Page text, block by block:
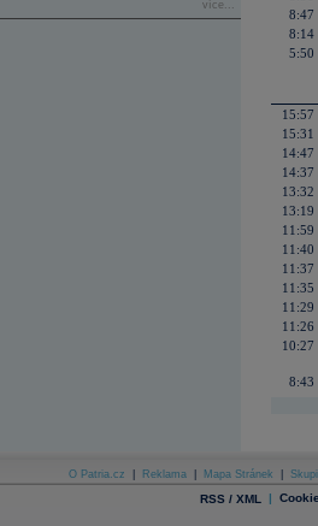
více...
8:47
8:14
5:50
15:57
15:31
14:47
14:37
13:32
13:19
11:59
11:40
11:37
11:35
11:29
11:26
10:27
8:43
O Patria.cz Reklama Mapa Stránek
RSS / XML |